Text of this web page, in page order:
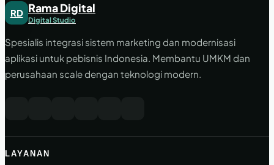
RD Rama Digital
Digital Studio
Spesialis integrasi sistem marketing dan modernisasi
aplikasi untuk pebisnis Indonesia. Membantu UMKM dan
perusahaan scale dengan teknologi modern.
LAYANAN